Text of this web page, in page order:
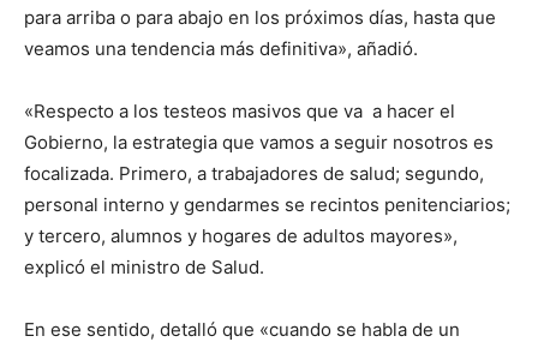
para arriba o para abajo en los próximos días, hasta que
veamos una tendencia más definitiva», añadió.
«Respecto a los testeos masivos que va a hacer el
Gobierno, la estrategia que vamos a seguir nosotros es
focalizada. Primero, a trabajadores de salud; segundo,
personal interno y gendarmes se recintos penitenciarios;
y tercero, alumnos y hogares de adultos mayores»,
explicó el ministro de Salud.
En ese sentido, detalló que «cuando se habla de un